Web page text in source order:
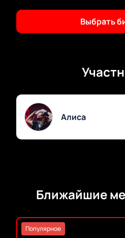
Выбрать
Алиса
Ближайшие
Популярное